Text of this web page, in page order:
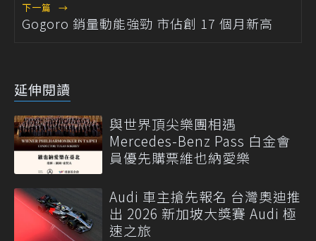
下一篇 →
Gogoro 銷量動能強勁 市佔創 17 個月新高
延伸閱讀
與世界頂尖樂團相遇
Mercedes-Benz Pass 白金會
員優先購票維也納愛樂
Audi 車主搶先報名 台灣奧迪推
出 2026 新加坡大獎賽 Audi 極
速之旅